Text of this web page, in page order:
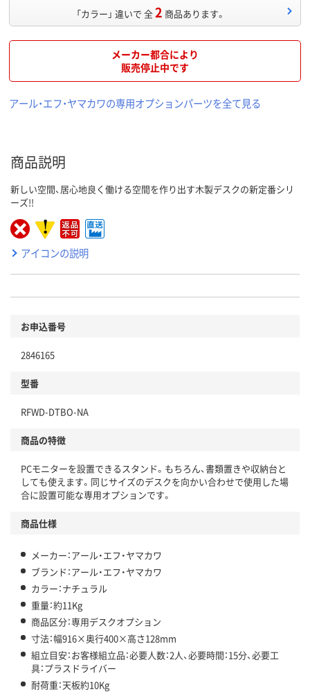
「カラー」 違いで 全2 商品あります。
メーカー都合により
販売停止中です
アール・エフ・ヤマカワの専用オプションパーツを全て見る
商品説明
新しい空間、居心地良く働ける空間を作り出す木製デスクの新定番シリ
ーズ!!
アイコンの説明
お申込番号
2846165
型番
RFWD-DTBO-NA
商品の特徴
PCモニターを設置できるスタンド。もちろん、書類置きや収納台と
しても使えます。同じサイズのデスクを向かい合わせで使用した場
合に設置可能な専用オプションです。
商品仕様
メーカー：アール・エフ・ヤマカワ
ブランド：アール・エフ・ヤマカワ
カラー：ナチュラル
重量：約11Kg
商品区分：専用デスクオプション
寸法：幅916×奥行400×高さ128mm
組立目安：お客様組立品：必要人数：2人、必要時間：15分、必要工
具：プラスドライバー
耐荷重：天板約10Kg